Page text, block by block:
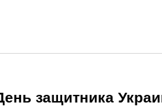
защитника